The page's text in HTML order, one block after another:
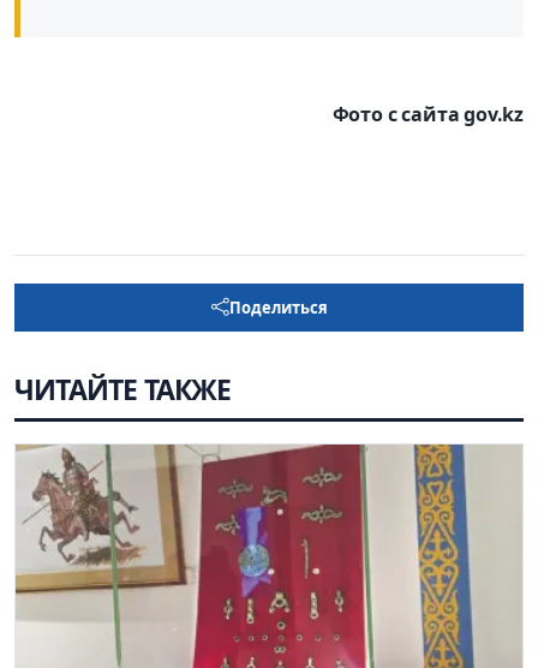
Фото с сайта gov.kz
Поделиться
ЧИТАЙТЕ ТАКЖЕ